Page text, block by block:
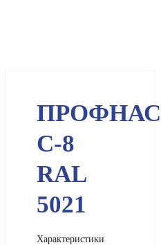
С-8
RAL
5021
Характеристики